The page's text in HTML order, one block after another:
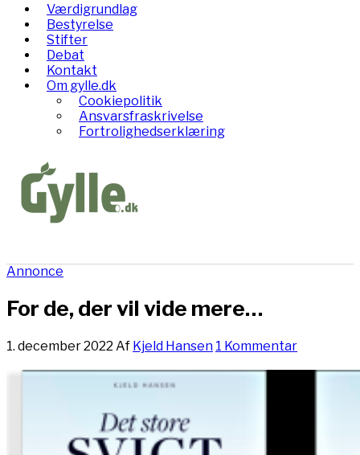
Værdigrundlag
Bestyrelse
Stifter
Debat
Kontakt
Om gylle.dk
Cookiepolitik
Ansvarsfraskrivelse
Fortrolighedserklæring
Annonce
For de, der vil vide mere…
1. december 2022 Af Kjeld Hansen 1 Kommentar